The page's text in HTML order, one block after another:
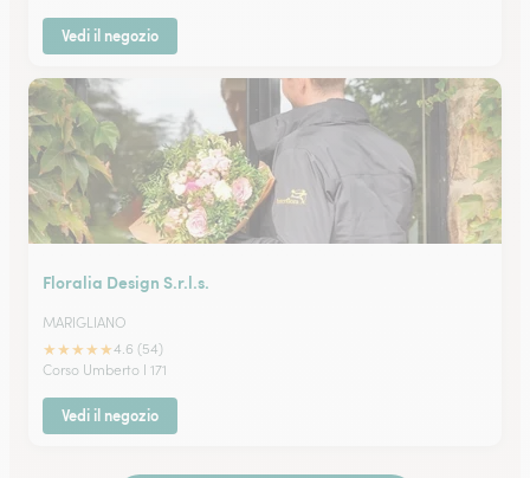
Vedi il negozio
Floralia Design S.r.l.s.
MARIGLIANO
★★★★★4.6 (54)
Corso Umberto I 171
Vedi il negozio